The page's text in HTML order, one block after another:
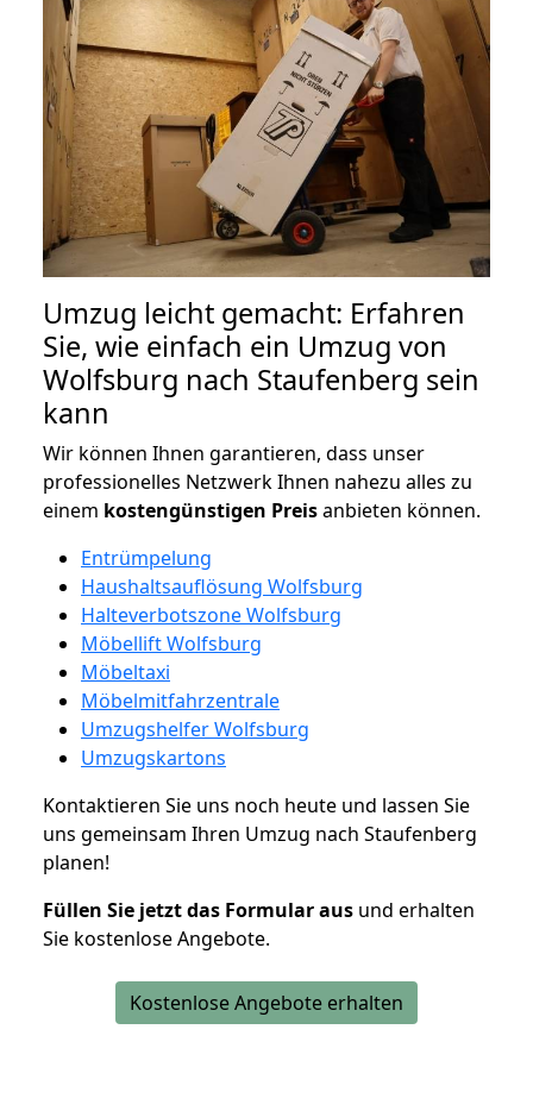
Umzug leicht gemacht: Erfahren
Sie, wie einfach ein Umzug von
Wolfsburg nach Staufenberg sein
kann
Wir können Ihnen garantieren, dass unser
professionelles Netzwerk Ihnen nahezu alles zu
einem kostengünstigen Preisanbieten können.
Entrümpelung
Haushaltsauflösung Wolfsburg
Halteverbotszone Wolfsburg
Möbellift Wolfsburg
Möbeltaxi
Möbelmitfahrzentrale
Umzugshelfer Wolfsburg
Umzugskartons
Kontaktieren Sie uns noch heute und lassen Sie
uns gemeinsam Ihren Umzug nach Staufenberg
planen!
Füllen Sie jetzt das Formular aus und erhalten
Sie kostenlose Angebote.
Kostenlose Angebote erhalten